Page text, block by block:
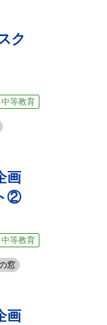
ク
中等教育
画
②
中等教育
窓
画